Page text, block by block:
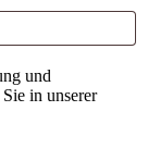
und
in unserer